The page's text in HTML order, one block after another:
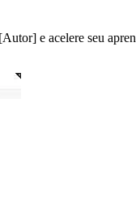
e acelere seu